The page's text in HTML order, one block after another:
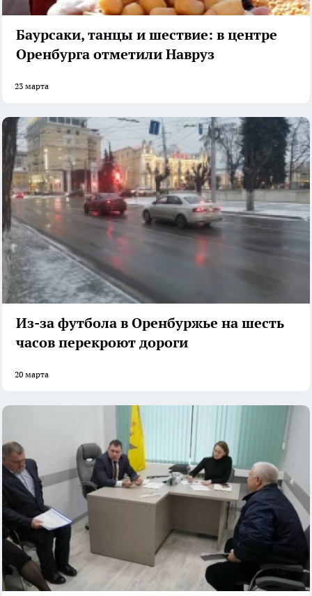
Баурсаки, танцы и шествие: в центре
Оренбурга отметили Навруз
23 марта
Из-за футбола в Оренбуржье на шесть
часов перекроют дороги
20 марта